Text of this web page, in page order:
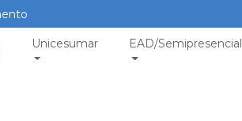
Unicesumar EAD/Semipresencial